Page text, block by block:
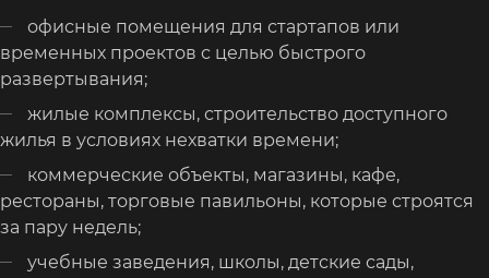
офисные помещения для стартапов или
временных проектов с целью быстрого
развертывания;
жилые комплексы, строительство доступного
жилья в условиях нехватки времени;
коммерческие объекты, магазины, кафе,
рестораны, торговые павильоны, которые строятся
за пару недель;
учебные заведения, школы, детские сады,